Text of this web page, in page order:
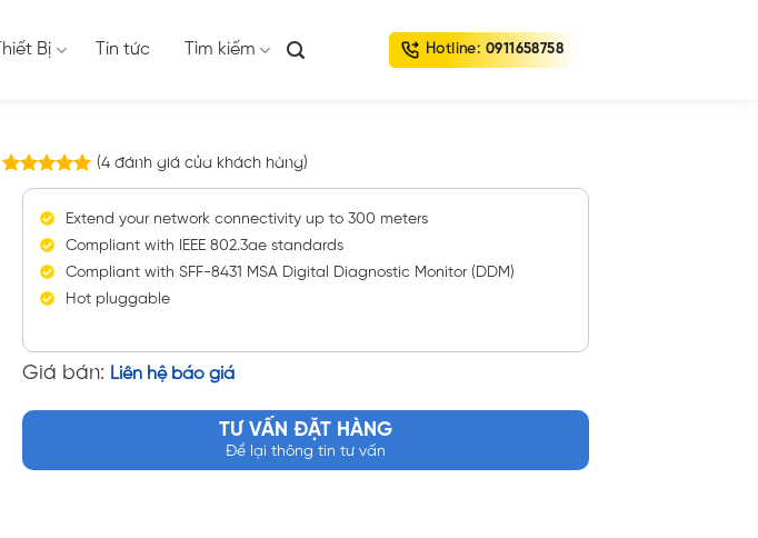
Thiết Bị Tin tức Tìm kiếm Hotline: 0911658758
5.00trên
5 dựa trên
đánh giá
(4đánh giá của khách hàng)
Extend your network connectivity up to 300 meters
Compliant with IEEE 802.3ae standards
Compliant with SFF-8431 MSA Digital Diagnostic Monitor (DDM)
Hot pluggable
Giá bán: Liên hệ báo giá
TƯ VẤN ĐẶT HÀNG
Để lại thông tin tư vấn